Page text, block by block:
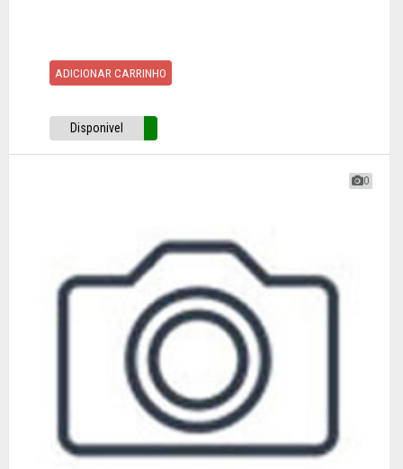
ADICIONAR CARRINHO
Disponivel
0